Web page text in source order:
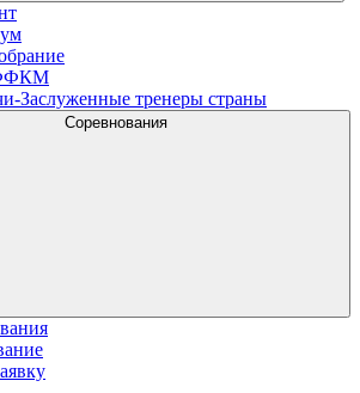
Заслуженные тренеры страны
Соревнования